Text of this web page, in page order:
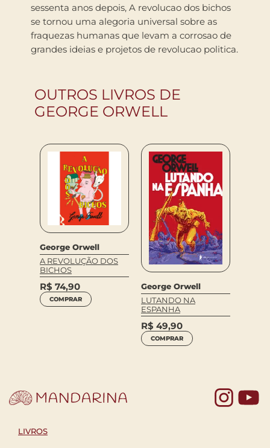
sessenta anos depois, A revolucao dos bichos
se tornou uma alegoria universal sobre as
fraquezas humanas que levam a corrosao de
grandes ideias e projetos de revolucao politica.
OUTROS LIVROS DE
GEORGE ORWELL
George Orwell
A REVOLUÇÃO DOS
BICHOS
R$ 74,90
COMPRAR
George Orwell
LUTANDO NA
ESPANHA
R$ 49,90
COMPRAR
LIVROS